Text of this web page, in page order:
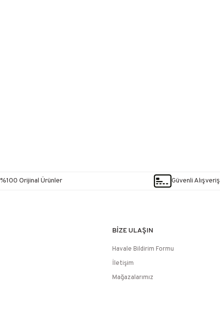
%100 Orijinal Ürünler Güvenli Alışveriş
BİZE ULAŞIN
Havale Bildirim Formu
İletişim
Mağazalarımız